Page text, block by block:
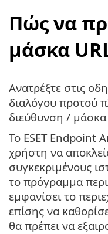
Πώς να
μάσκα
Ανατρέξτε στις
διαλόγου προτού
διεύθυνση /
Το ESET Endpoint
χρήστη να
συγκεκριμένους
το πρόγραμμα
εμφανίσει το
επίσης να
θα πρέπει να